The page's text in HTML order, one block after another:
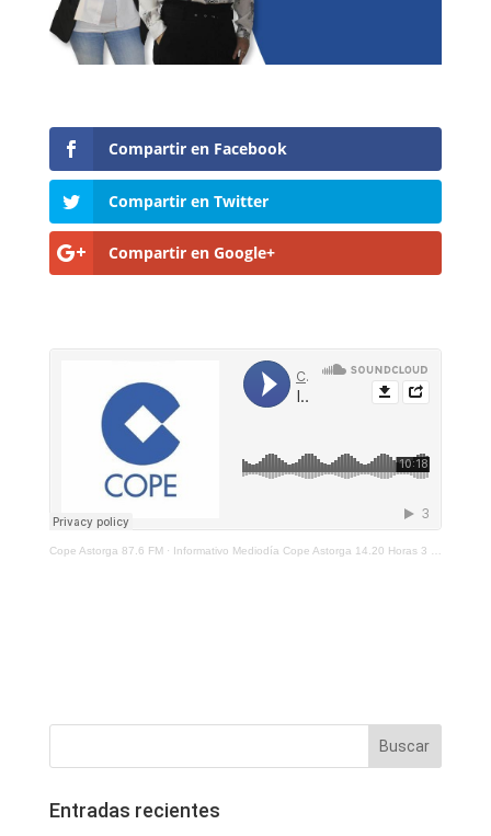
Compartir en Facebook
Compartir en Twitter
Compartir en Google+
Cope Astorga 87.6 FM· Informativo Mediodía Cope Astorga 14.20 Horas 3 de Junio 2021
Entradas recientes